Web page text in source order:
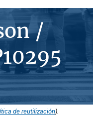
/
de reutilización).